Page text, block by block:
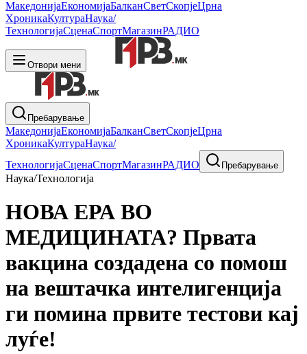
МакедонијаЕкономијаБалканСветСкопјеЦрна
ХроникаКултураНаука/
ТехнологијаСценаСпортМагазинРАДИО
Отвори мени
Пребарување
МакедонијаЕкономијаБалканСветСкопјеЦрна
ХроникаКултураНаука/
ТехнологијаСценаСпортМагазинРАДИО Пребарување
Наука/Технологија
НОВА ЕРА ВО
МЕДИЦИНАТА? Првата
вакцина создадена со помош
на вештачка интелигенција
ги помина првите тестови кај
луѓе!